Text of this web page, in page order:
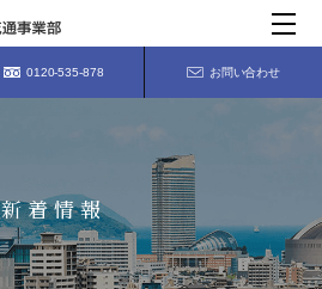
0120-535-878 お問い合わせ
新着情報